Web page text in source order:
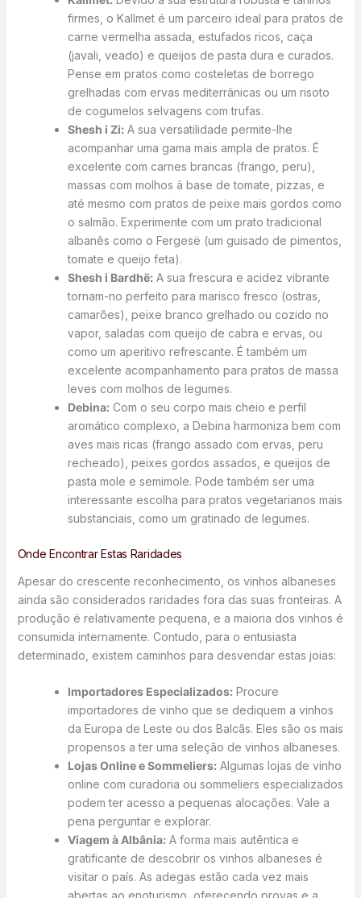
firmes, o Kallmet é um parceiro ideal para pratos de
carne vermelha assada, estufados ricos, caça
(javali, veado) e queijos de pasta dura e curados.
Pense em pratos como costeletas de borrego
grelhadas com ervas mediterrânicas ou um risoto
de cogumelos selvagens com trufas.
Shesh i Zi:A sua versatilidade permite-lhe
acompanhar uma gama mais ampla de pratos. É
excelente com carnes brancas (frango, peru),
massas com molhos à base de tomate, pizzas, e
até mesmo com pratos de peixe mais gordos como
o salmão. Experimente com um prato tradicional
albanês como o Fergesë (um guisado de pimentos,
tomate e queijo feta).
Shesh i Bardhë:A sua frescura e acidez vibrante
tornam-no perfeito para marisco fresco (ostras,
camarões), peixe branco grelhado ou cozido no
vapor, saladas com queijo de cabra e ervas, ou
como um aperitivo refrescante. É também um
excelente acompanhamento para pratos de massa
leves com molhos de legumes.
Debina:Com o seu corpo mais cheio e perfil
aromático complexo, a Debina harmoniza bem com
aves mais ricas (frango assado com ervas, peru
recheado), peixes gordos assados, e queijos de
pasta mole e semimole. Pode também ser uma
interessante escolha para pratos vegetarianos mais
substanciais, como um gratinado de legumes.
Onde Encontrar Estas Raridades
Apesar do crescente reconhecimento, os vinhos albaneses
ainda são considerados raridades fora das suas fronteiras. A
produção é relativamente pequena, e a maioria dos vinhos é
consumida internamente. Contudo, para o entusiasta
determinado, existem caminhos para desvendar estas joias:
Importadores Especializados:Procure
importadores de vinho que se dediquem a vinhos
da Europa de Leste ou dos Balcãs. Eles são os mais
propensos a ter uma seleção de vinhos albaneses.
Lojas Online e Sommeliers:Algumas lojas de vinho
online com curadoria ou sommeliers especializados
podem ter acesso a pequenas alocações. Vale a
pena perguntar e explorar.
Viagem à Albânia:A forma mais autêntica e
gratificante de descobrir os vinhos albaneses é
visitar o país. As adegas estão cada vez mais